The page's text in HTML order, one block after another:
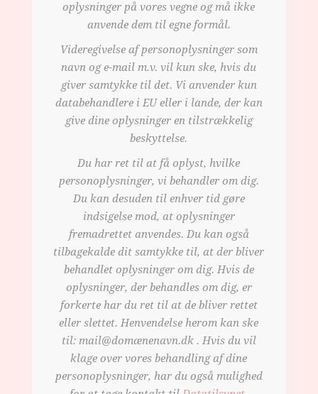
oplysninger på vores vegne og må ikke
anvende dem til egne formål.
Videregivelse af personoplysninger som
navn og e-mail m.v. vil kun ske, hvis du
giver samtykke til det. Vi anvender kun
databehandlere i EU eller i lande, der kan
give dine oplysninger en tilstrækkelig
beskyttelse.
Du har ret til at få oplyst, hvilke
personoplysninger, vi behandler om dig.
Du kan desuden til enhver tid gøre
indsigelse mod, at oplysninger
fremadrettet anvendes. Du kan også
tilbagekalde dit samtykke til, at der bliver
behandlet oplysninger om dig. Hvis de
oplysninger, der behandles om dig, er
forkerte har du ret til at de bliver rettet
eller slettet. Henvendelse herom kan ske
til: mail@domænenavn.dk . Hvis du vil
klage over vores behandling af dine
personoplysninger, har du også mulighed